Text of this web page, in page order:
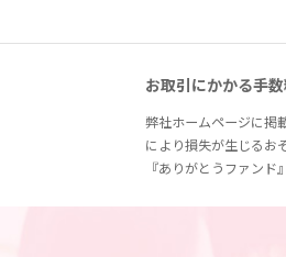
お取引にかかる手
弊社ホームページに掲
により損失が生じるお
『ありがとうファンド